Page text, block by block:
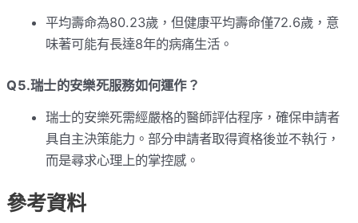
平均壽命為80.23歲，但健康平均壽命僅72.6歲，意
味著可能有長達8年的病痛生活。
Q5.瑞士的安樂死服務如何運作？
瑞士的安樂死需經嚴格的醫師評估程序，確保申請者
具自主決策能力。部分申請者取得資格後並不執行，
而是尋求心理上的掌控感。
參考資料